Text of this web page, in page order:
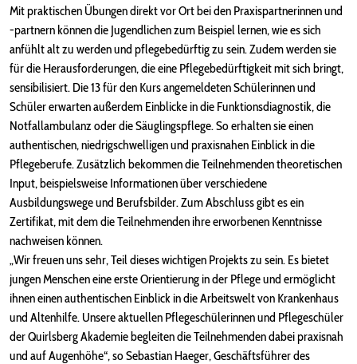
Mit praktischen Übungen direkt vor Ort bei den Praxispartnerinnen und
-partnern können die Jugendlichen zum Beispiel lernen, wie es sich
anfühlt alt zu werden und pflegebedürftig zu sein. Zudem werden sie
für die Herausforderungen, die eine Pflegebedürftigkeit mit sich bringt,
sensibilisiert. Die 13 für den Kurs angemeldeten Schülerinnen und
Schüler erwarten außerdem Einblicke in die Funktionsdiagnostik, die
Notfallambulanz oder die Säuglingspflege. So erhalten sie einen
authentischen, niedrigschwelligen und praxisnahen Einblick in die
Pflegeberufe. Zusätzlich bekommen die Teilnehmenden theoretischen
Input, beispielsweise Informationen über verschiedene
Ausbildungswege und Berufsbilder. Zum Abschluss gibt es ein
Zertifikat, mit dem die Teilnehmenden ihre erworbenen Kenntnisse
nachweisen können.
„Wir freuen uns sehr, Teil dieses wichtigen Projekts zu sein. Es bietet
jungen Menschen eine erste Orientierung in der Pflege und ermöglicht
ihnen einen authentischen Einblick in die Arbeitswelt von Krankenhaus
und Altenhilfe. Unsere aktuellen Pflegeschülerinnen und Pflegeschüler
der Quirlsberg Akademie begleiten die Teilnehmenden dabei praxisnah
und auf Augenhöhe“, so Sebastian Haeger, Geschäftsführer des